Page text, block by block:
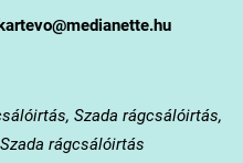
Szada rágcsálóirtás,
rágcsálóirtás